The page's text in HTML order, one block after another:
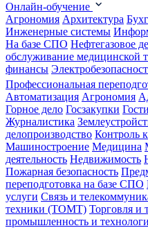
Онлайн-обучение
Агрономия Архитектура
Инженерные системы
На базе СПО Нефтегазовое
обслуживание
финансы
Профессиональная
Автоматизация Агрономия
Горное дело Госзакупки
Журналистика
делопроизводство Контроль
Машиностроение Медицина
деятельность Недвижимость
Пожарная безопасность
переподготовка на базе СПО
услуги Связь и
техники (ТОМТ) Торговля и
промышленность и